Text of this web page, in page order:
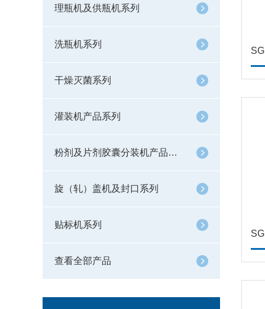
理瓶机及供瓶机系列
洗瓶机系列
干燥灭菌系列
灌装机产品系列
粉剂及片剂胶囊分装机产品系列
旋（轧）盖机及封口系列
贴标机系列
查看全部产品